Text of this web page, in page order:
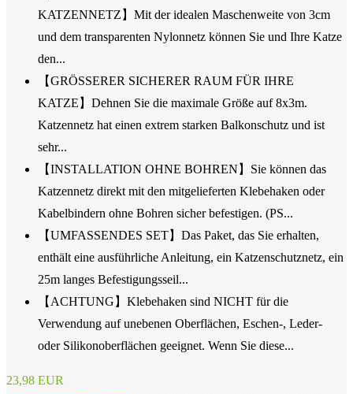
KATZENNETZ】Mit der idealen Maschenweite von 3cm
und dem transparenten Nylonnetz können Sie und Ihre Katze
den...
【GRÖSSERER SICHERER RAUM FÜR IHRE
KATZE】Dehnen Sie die maximale Größe auf 8x3m.
Katzennetz hat einen extrem starken Balkonschutz und ist
sehr...
【INSTALLATION OHNE BOHREN】Sie können das
Katzennetz direkt mit den mitgelieferten Klebehaken oder
Kabelbindern ohne Bohren sicher befestigen. (PS...
【UMFASSENDES SET】Das Paket, das Sie erhalten,
enthält eine ausführliche Anleitung, ein Katzenschutznetz, ein
25m langes Befestigungsseil...
【ACHTUNG】Klebehaken sind NICHT für die
Verwendung auf unebenen Oberflächen, Eschen-, Leder-
oder Silikonoberflächen geeignet. Wenn Sie diese...
23,98 EUR